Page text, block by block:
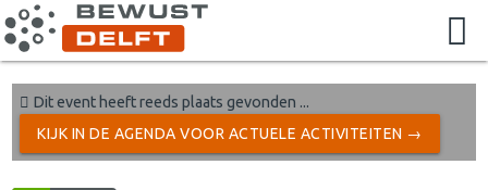
Dit event heeft reeds plaats gevonden ...
KIJK IN DE AGENDA VOOR ACTUELE ACTIVITEITEN →